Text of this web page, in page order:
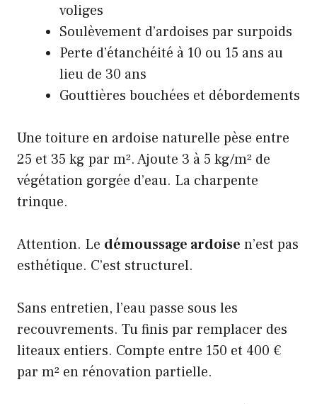
voliges
Soulèvement d’ardoises par surpoids
Perte d’étanchéité à 10 ou 15 ans au
lieu de 30 ans
Gouttières bouchées et débordements
Une toiture en ardoise naturelle pèse entre
25 et 35 kg par m². Ajoute 3 à 5 kg/m² de
végétation gorgée d’eau. La charpente
trinque.
Attention. Le démoussage ardoise n’est pas
esthétique. C’est structurel.
Sans entretien, l’eau passe sous les
recouvrements. Tu finis par remplacer des
liteaux entiers. Compte entre 150 et 400 €
par m² en rénovation partielle.